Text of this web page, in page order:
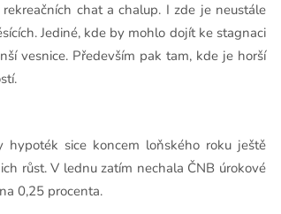
chat a chalup. I zde je neustále
Jediné, kde by mohlo dojít ke stagnaci
vesnice. Především pak tam, kde je horší
hypoték sice koncem loňského roku ještě
růst. V lednu zatím nechala ČNB úrokové
0,25 procenta.